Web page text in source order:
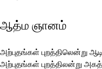
ஆத்ம ஞானம்
அற்புதங்கள் புறத்திலென்று
அற்புதங்கள் புறத்திலன்று